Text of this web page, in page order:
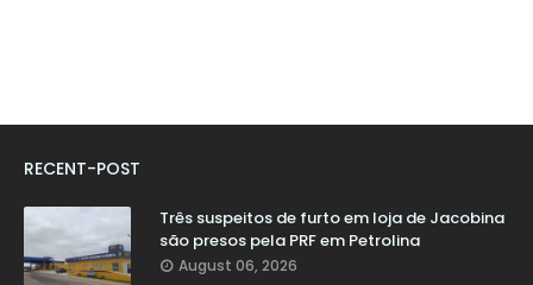
RECENT-POST
Três suspeitos de furto em loja de Jacobina
são presos pela PRF em Petrolina
August 06, 2026